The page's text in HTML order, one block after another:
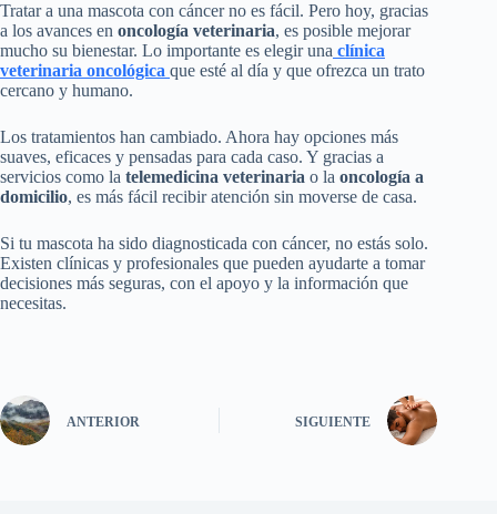
Tratar a una mascota con cáncer no es fácil. Pero hoy, gracias
a los avances en oncología veterinaria, es posible mejorar
mucho su bienestar. Lo importante es elegir una clínica
veterinaria oncológica que esté al día y que ofrezca un trato
cercano y humano.
Los tratamientos han cambiado. Ahora hay opciones más
suaves, eficaces y pensadas para cada caso. Y gracias a
servicios como la telemedicina veterinaria o la oncología a
domicilio, es más fácil recibir atención sin moverse de casa.
Si tu mascota ha sido diagnosticada con cáncer, no estás solo.
Existen clínicas y profesionales que pueden ayudarte a tomar
decisiones más seguras, con el apoyo y la información que
necesitas.
ANTERIOR SIGUIENTE